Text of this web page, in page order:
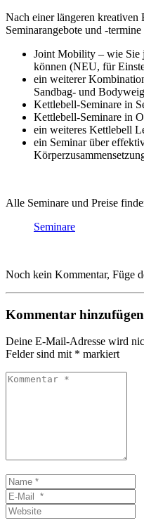
Nach einer längeren kreativen
Seminarangebote und -
Joint Mobility – wie Sie
können (NEU, für
ein weiterer
Sandbag- und
Kettlebell-Seminare in
Kettlebell-Seminare in
ein weiteres Kettlebell
ein Seminar über
Alle Seminare und Preise
Seminare
Noch kein Kommentar, Füge
Kommentar hinzufügen
Deine E-Mail-Adresse wird
Felder sind mit * markiert
Kommentar
Name
*E-
Mail
*
Website